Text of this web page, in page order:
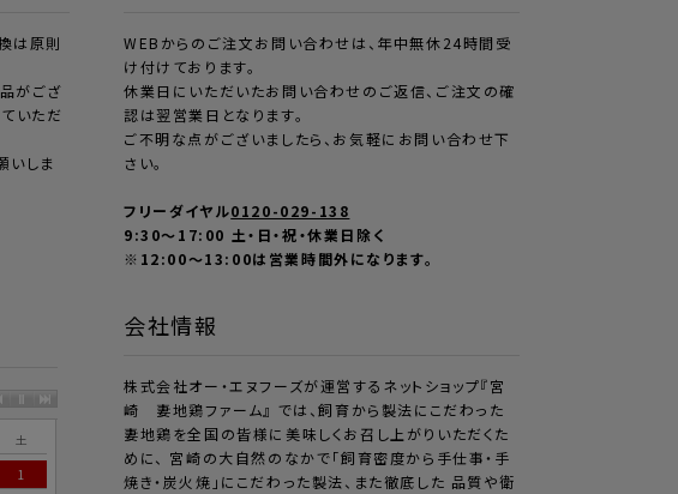
は原則
がござ
いただ
いしま
WEBからのご注文お問い合わせは、年中無休24時間受
け付けております。
休業日にいただいたお問い合わせのご返信、ご注文の確
認は翌営業日となります。
ご不明な点がございましたら、お気軽にお問い合わせ下
さい。
フリーダイヤル0120-029-138
9:30～17:00 土・日・祝・休業日除く
※12:00〜13:00は営業時間外になります。
土
1
会社情報
株式会社オー・エヌフーズが運営するネットショップ『宮
崎 妻地鶏ファーム』 では、飼育から製法にこだわった
妻地鶏を全国の皆様に美味しくお召し上がりいただくた
めに、 宮崎の大自然のなかで「飼育密度から手仕事・手
焼き・炭火焼」にこだわった製法、また徹底した 品質や衛